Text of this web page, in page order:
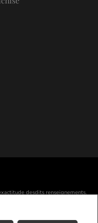
desdits renseignements.
la National Association of
de l'ACI. Les marques